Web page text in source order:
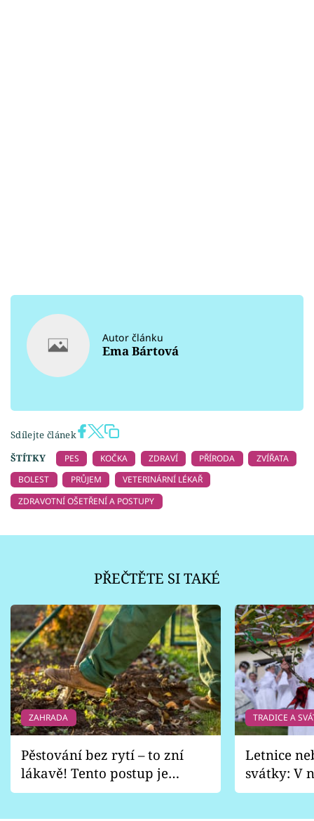
Autor článku
Ema Bártová
Sdílejte článek
ŠTÍTKY
PES KOČKA ZDRAVÍ PŘÍRODA
ZVÍŘATA
BOLEST
PRŮJEM
VETERINÁRNÍ LÉKAŘ
ZDRAVOTNÍ OŠETŘENÍ A POSTUPY
PŘEČTĚTE SI TAKÉ
ZAHRADA
Pěstování bez rytí – to zní
lákavě! Tento postup je
vhodný jen pro některé
TRADICE A
Letnice
svátky: V
pondělí